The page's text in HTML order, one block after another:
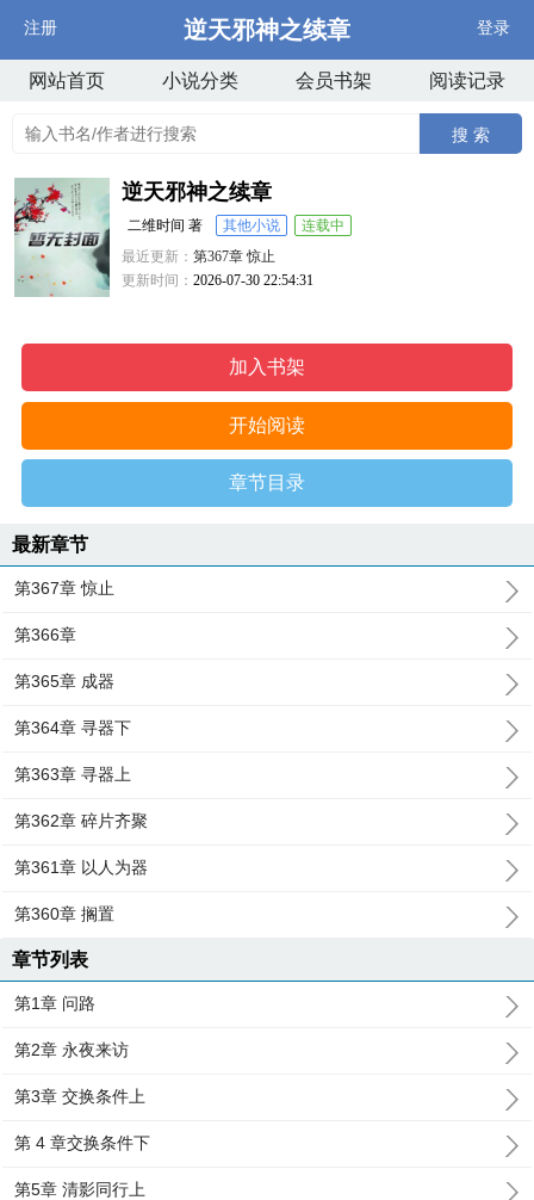
注册 逆天邪神之续章 登录
网站首页 小说分类 会员书架 阅读记录
搜 索
逆天邪神之续章
二维时间 著 其他小说
连载中
最近更新：第367章 惊止
更新时间：2026-07-30 22:54:31
加入书架
开始阅读
章节目录
最新章节
第367章 惊止
第366章
第365章 成器
第364章 寻器下
第363章 寻器上
第362章 碎片齐聚
第361章 以人为器
第360章 搁置
章节列表
第1章 问路
第2章 永夜来访
第3章 交换条件上
第 4 章交换条件下
第5章 清影同行上